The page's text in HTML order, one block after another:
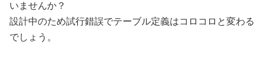
いませんか？
設計中のため試行錯誤でテーブル定義はコロコロと変わる
でしょう。